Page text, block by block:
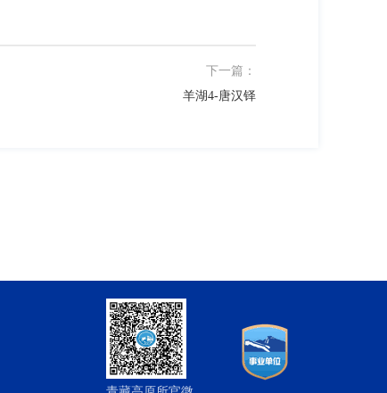
下一篇：
羊湖4-唐汉铎